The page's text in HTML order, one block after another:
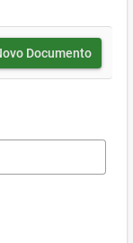
Documento